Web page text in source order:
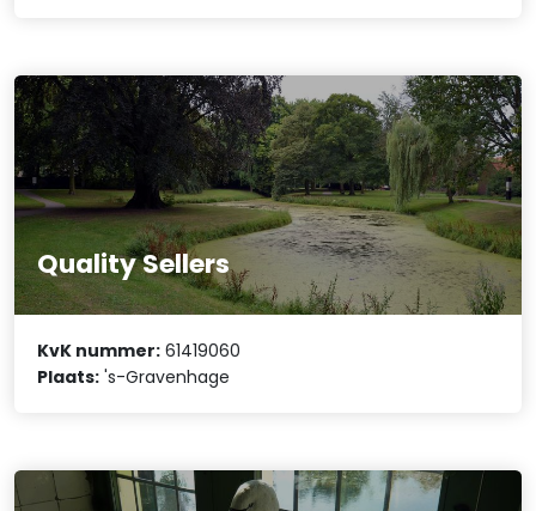
Quality Sellers
KvK nummer: 61419060
Plaats: 's-Gravenhage